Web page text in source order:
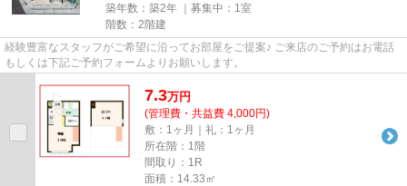
築年数：築2年 ｜募集中： 1室
階数：2階建
経験豊富なスタッフがご希望に沿ってお部屋をご提案♪ ご来店のご予約はお電話
もしくは下記ご予約フォームよりお願いします。
7.3万円
(管理費・共益費 4,000円)
敷：1ヶ月｜礼：1ヶ月
所在階：1階
間取り：1R
面積：14.33㎡